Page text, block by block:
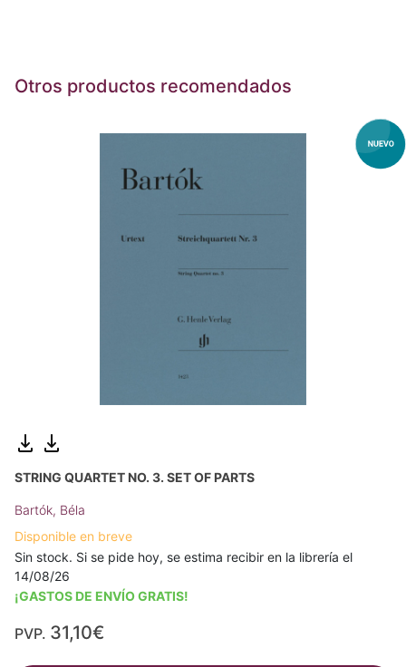
Otros productos recomendados
STRING QUARTET NO. 3. SET OF PARTS
Bartók, Béla
Disponible en breve
Sin stock. Si se pide hoy, se estima recibir en la librería el
14/08/26
¡GASTOS DE ENVÍO GRATIS!
PVP. 31,10€